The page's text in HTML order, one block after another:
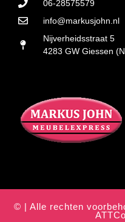
06-28575579
info@markusjohn.nl
Nijverheidsstraat 5
4283 GW Giessen
© | Alle rechten